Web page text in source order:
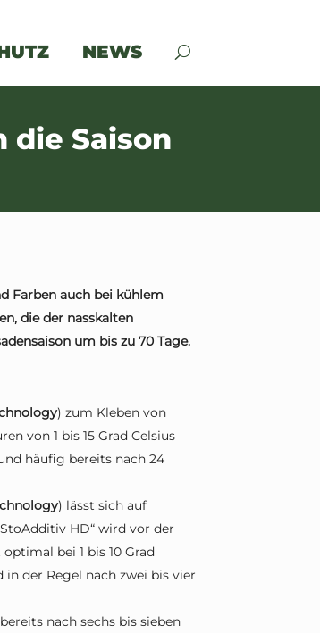
NEWS
die Saison
Farben auch bei kühlem
die der nasskalten
um bis zu 70 Tage.
) zum Kleben von
von 1 bis 15 Grad Celsius
häufig bereits nach 24
) lässt sich auf
HD“ wird vor der
bei 1 bis 10 Grad
der Regel nach zwei bis vier
nach sechs bis sieben